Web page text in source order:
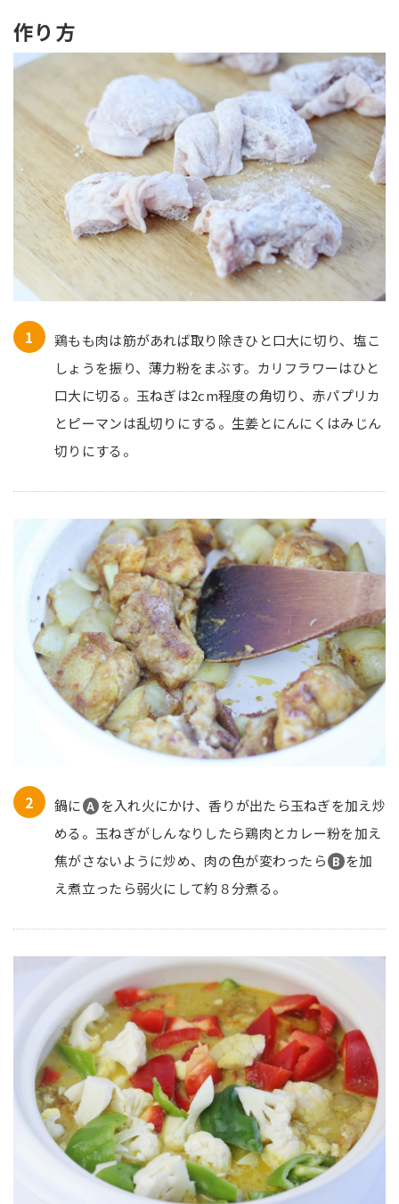
作り方
鶏もも肉は筋があれば取り除きひと口大に切り、塩こ
しょうを振り、薄力粉をまぶす。カリフラワーはひと
口大に切る。玉ねぎは2cm程度の角切り、赤パプリカ
とピーマンは乱切りにする。生姜とにんにくはみじん
切りにする。
鍋に A を入れ火にかけ、香りが出たら玉ねぎを加え炒
める。玉ねぎがしんなりしたら鶏肉とカレー粉を加え
焦がさないように炒め、肉の色が変わったら B を加
え煮立ったら弱火にして約８分煮る。